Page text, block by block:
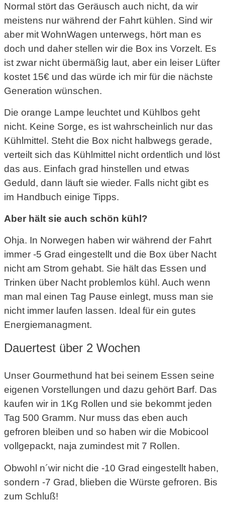
Normal stört das Geräusch auch nicht, da wir
meistens nur während der Fahrt kühlen. Sind wir
aber mit WohnWagen unterwegs, hört man es
doch und daher stellen wir die Box ins Vorzelt. Es
ist zwar nicht übermäßig laut, aber ein leiser Lüfter
kostet 15€ und das würde ich mir für die nächste
Generation wünschen.
Die orange Lampe leuchtet und Kühlbos geht
nicht. Keine Sorge, es ist wahrscheinlich nur das
Kühlmittel. Steht die Box nicht halbwegs gerade,
verteilt sich das Kühlmittel nicht ordentlich und löst
das aus. Einfach grad hinstellen und etwas
Geduld, dann läuft sie wieder. Falls nicht gibt es
im Handbuch einige Tipps.
Aber hält sie auch schön kühl?
Ohja. In Norwegen haben wir während der Fahrt
immer -5 Grad eingestellt und die Box über Nacht
nicht am Strom gehabt. Sie hält das Essen und
Trinken über Nacht problemlos kühl. Auch wenn
man mal einen Tag Pause einlegt, muss man sie
nicht immer laufen lassen. Ideal für ein gutes
Energiemanagment.
Dauertest über 2 Wochen
Unser Gourmethund hat bei seinem Essen seine
eigenen Vorstellungen und dazu gehört Barf. Das
kaufen wir in 1Kg Rollen und sie bekommt jeden
Tag 500 Gramm. Nur muss das eben auch
gefroren bleiben und so haben wir die Mobicool
vollgepackt, naja zumindest mit 7 Rollen.
Obwohl n´wir nicht die -10 Grad eingestellt haben,
sondern -7 Grad, blieben die Würste gefroren. Bis
zum Schluß!